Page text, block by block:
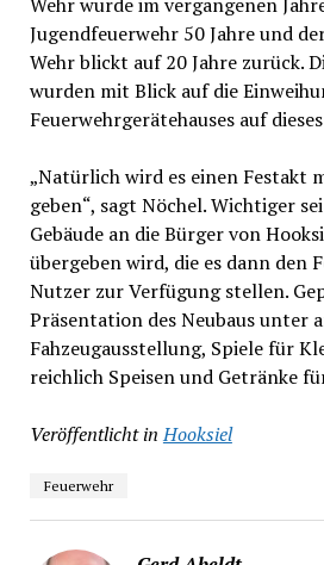
Jugendfeuerwehr 50 Jahre und
Wehr blickt auf 20 Jahre zurück.
wurden mit Blick auf die
Feuerwehrgerätehauses auf
„Natürlich wird es einen Festakt
geben“, sagt Nöchel. Wichtiger
Gebäude an die Bürger von
übergeben wird, die es dann den
Nutzer zur Verfügung stellen.
Präsentation des Neubaus unter
Fahzeugausstellung, Spiele für
reichlich Speisen und Getränke
Veröffentlicht in Hooksiel
Feuerwehr